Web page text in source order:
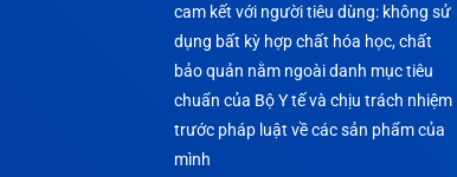
cam kết với người tiêu dùng: không sử
dụng bất kỳ hợp chất hóa học, chất
bảo quản nằm ngoài danh mục tiêu
chuẩn của Bộ Y tế và chịu trách nhiệm
trước pháp luật về các sản phẩm của
mình